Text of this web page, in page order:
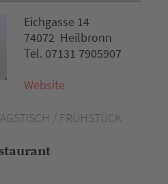
/ FRÜHSTÜCK
Eichgasse 14
74072 Heilbronn
Tel. 07131 7905907
Website